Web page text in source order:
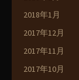
2018年1月
2017年12月
2017年11月
2017年10月